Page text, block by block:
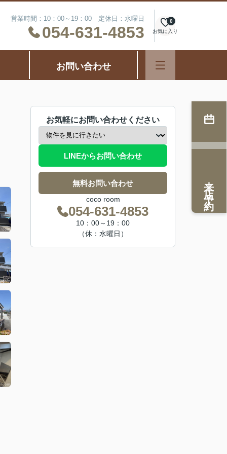
営業時間：10：00～19：00 定休日：水曜日
054-631-4853 お気に入り
0
お問い合わせ
お気軽にお問い合わせください
LINEからお問い合わせ
無料お問い合わせ
coco room
054-631-4853
10：00～19：00
（休：水曜日）
来店予約